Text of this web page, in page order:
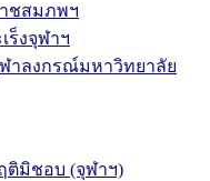
ชสมภพฯ
ร็งจุฬาฯ
าลงกรณ์มหาวิทยาลัย
ติมิชอบ (จุฬาฯ)